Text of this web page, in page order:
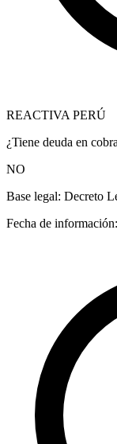
REACTIVA PERÚ
¿Tiene deuda en
NO
Base legal: Decreto
Fecha de información: